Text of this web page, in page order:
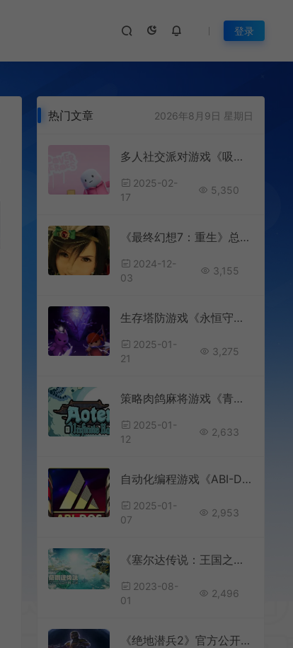
登录
热门文章 2026年8月9日 星期日
多人社交派对游戏《吸尘英雄》已推出试玩Demo
2025-02-
17
5,350
《最终幻想7：重生》总监表示让第三部成为游戏史上最受欢迎游戏之一
2024-12-
03
3,155
生存塔防游戏《永恒守望》已推出试玩Demo
2025-01-
21
3,275
策略肉鸽麻将游戏《青天井》1月20日登陆Steam
2025-01-
12
2,633
自动化编程游戏《ABI-DOS》宣布永久免费
2025-01-
07
2,953
《塞尔达传说：王国之泪》开发团队斩获CEDEC2023特别大奖
2023-08-
01
2,496
《绝地潜兵2》官方公开玩家数据：潜兵击杀2800万名敌人